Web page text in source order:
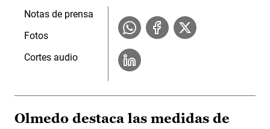
Notas de prensa
Fotos
Cortes audio
Olmedo destaca las medidas de